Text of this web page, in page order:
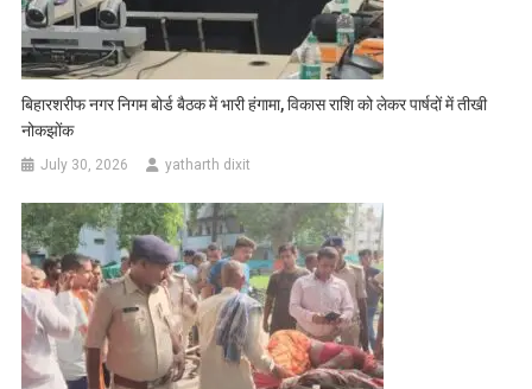
बिहारशरीफ नगर निगम बोर्ड बैठक में भारी हंगामा, विकास राशि को लेकर पार्षदों में तीखी
नोकझोंक
July 30, 2026 yatharth dixit